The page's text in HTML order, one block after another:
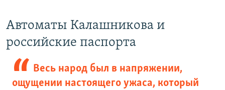
Автоматы Калашникова и
российские паспорта
Весь народ был в напряжении,
ощущении настоящего ужаса, который